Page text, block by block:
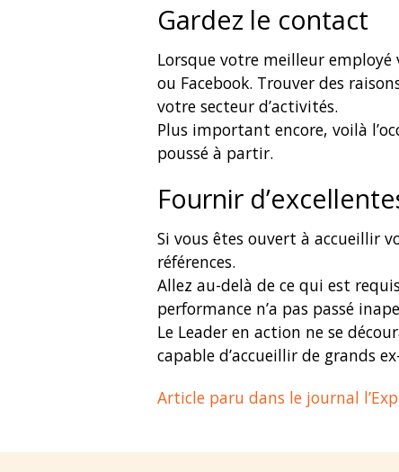
Gardez le contact
Lorsque votre meilleur employé
ou Facebook. Trouver des
votre secteur d’activités.
Plus important encore, voilà
poussé à partir.
Fournir
Si vous êtes ouvert à accueillir
références.
Allez au-delà de ce qui est
performance n’a pas passé
Le Leader en action ne se
capable d’accueillir de grands
Article paru dans le journal